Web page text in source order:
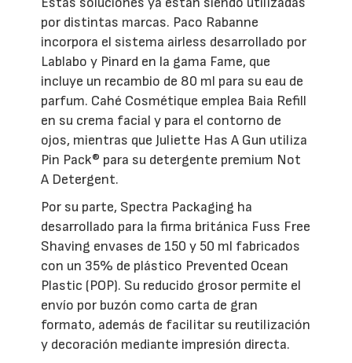
por distintas marcas. Paco Rabanne
incorpora el sistema airless desarrollado por
Lablabo y Pinard en la gama Fame, que
incluye un recambio de 80 ml para su eau de
parfum. Cahé Cosmétique emplea Baia Refill
en su crema facial y para el contorno de
ojos, mientras que Juliette Has A Gun utiliza
Pin Pack® para su detergente premium Not
A Detergent.
Por su parte, Spectra Packaging ha
desarrollado para la firma británica Fuss Free
Shaving envases de 150 y 50 ml fabricados
con un 35% de plástico Prevented Ocean
Plastic (POP). Su reducido grosor permite el
envío por buzón como carta de gran
formato, además de facilitar su reutilización
y decoración mediante impresión directa.